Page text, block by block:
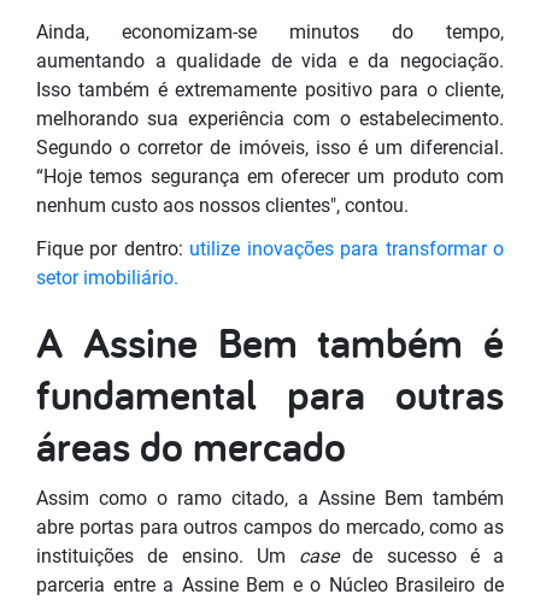
Ainda, economizam-se minutos do tempo,
aumentando a qualidade de vida e da negociação.
Isso também é extremamente positivo para o cliente,
melhorando sua experiência com o estabelecimento.
Segundo o corretor de imóveis, isso é um diferencial.
“Hoje temos segurança em oferecer um produto com
nenhum custo aos nossos clientes", contou.
Fique por dentro: utilize inovações para transformar o
setor imobiliário.
A Assine Bem também é
fundamental para outras
áreas do mercado
Assim como o ramo citado, a Assine Bem também
abre portas para outros campos do mercado, como as
instituições de ensino. Um casede sucesso é a
parceria entre a Assine Bem e o Núcleo Brasileiro de